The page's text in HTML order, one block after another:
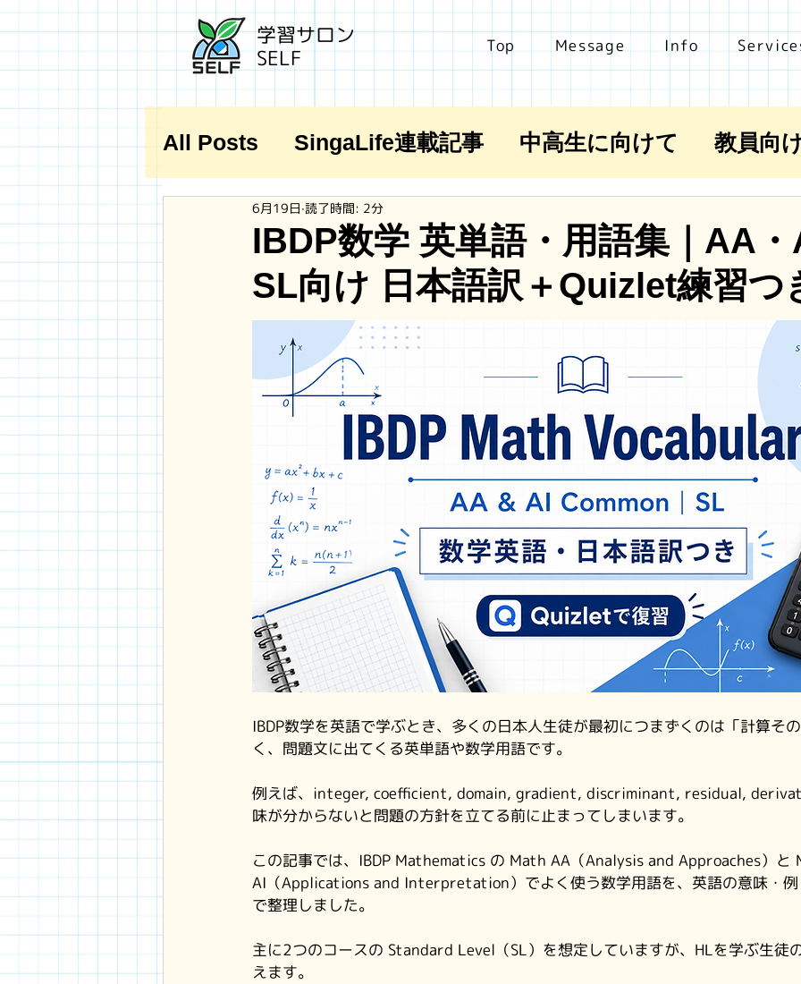
学習サロン
SELF
Top Message Info
All Posts SingaLife連載記事 中高生に向けて 教員向
IBDP数学 英単語・用語集｜AA
SL向け 日本語訳＋Quizlet練習つ
6月19日 読了時間: 2分
IBDP数学を英語で学ぶとき、多くの日本人生徒が最初につまずくのは「計算そ
く、問題文に出てくる英単語や数学用語です。
例えば、integer, coefficient, domain, gradient, discriminant, residual,
味が分からないと問題の方針を立てる前に止まってしまいます。
この記事では、IBDP Mathematics の Math AA（Analysis and Approaches）
AI（Applications and Interpretation）でよく使う数学用語を、英語の意味・例
で整理しました。
主に2つのコースの Standard Level（SL）を想定していますが、HLを学ぶ生徒
えます。